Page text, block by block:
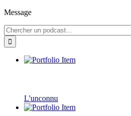
Message
L'unconnu